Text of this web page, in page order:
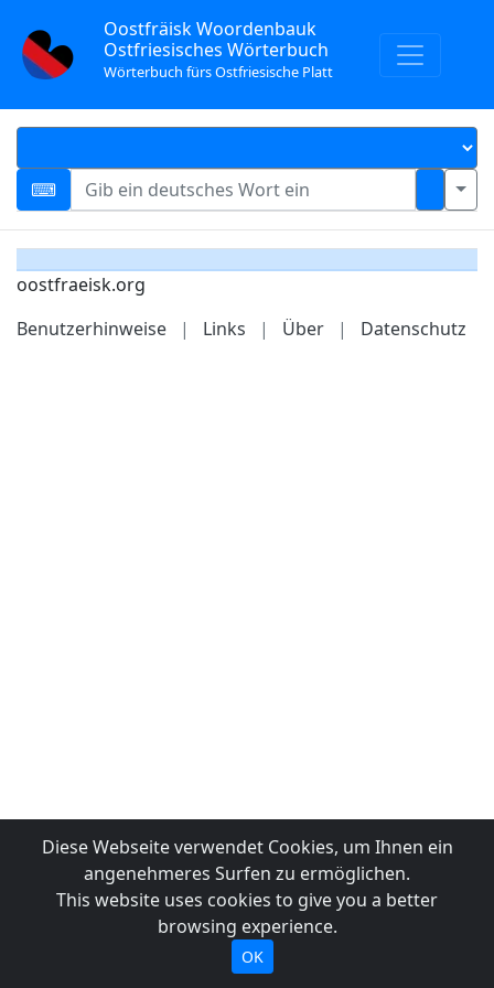
Oostfräisk Woordenbauk
Ostfriesisches Wörterbuch
Wörterbuch fürs Ostfriesische Platt
oostfraeisk.org
Benutzerhinweise
| Links | Über | Datenschutz
Diese Webseite verwendet Cookies, um Ihnen ein
angenehmeres Surfen zu ermöglichen.
This website uses cookies to give you a better
browsing experience.
OK